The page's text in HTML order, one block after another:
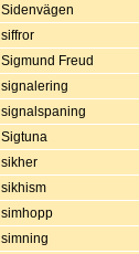
Sidenvägen
siffror
Sigmund Freud
signalering
signalspaning
Sigtuna
sikher
sikhism
simhopp
simning